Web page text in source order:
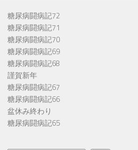
糖尿病闘病記72
糖尿病闘病記71
糖尿病闘病記70
糖尿病闘病記69
糖尿病闘病記68
謹賀新年
糖尿病闘病記67
糖尿病闘病記66
盆休み終わり
糖尿病闘病記65